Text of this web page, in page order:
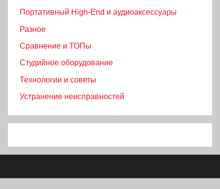
Портативный High‑End и аудиоаксессуары
Разное
Сравнение и ТОПы
Студийное оборудование
Технологии и советы
Устранение неисправностей